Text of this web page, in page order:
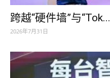
跨越“硬件墙”与“Tok...
2026年7月31日